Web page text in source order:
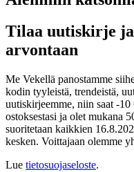
Tilaa uutiskirje ja
arvontaan
Me Vekellä panostamme
kodin tyyleistä, trendeistä,
uutiskirjeemme, niin saat -
ostoksestasi ja olet mukana
suoritetaan kaikkien
kesken. Voittajaan olemme
Lue tietosuojaseloste.